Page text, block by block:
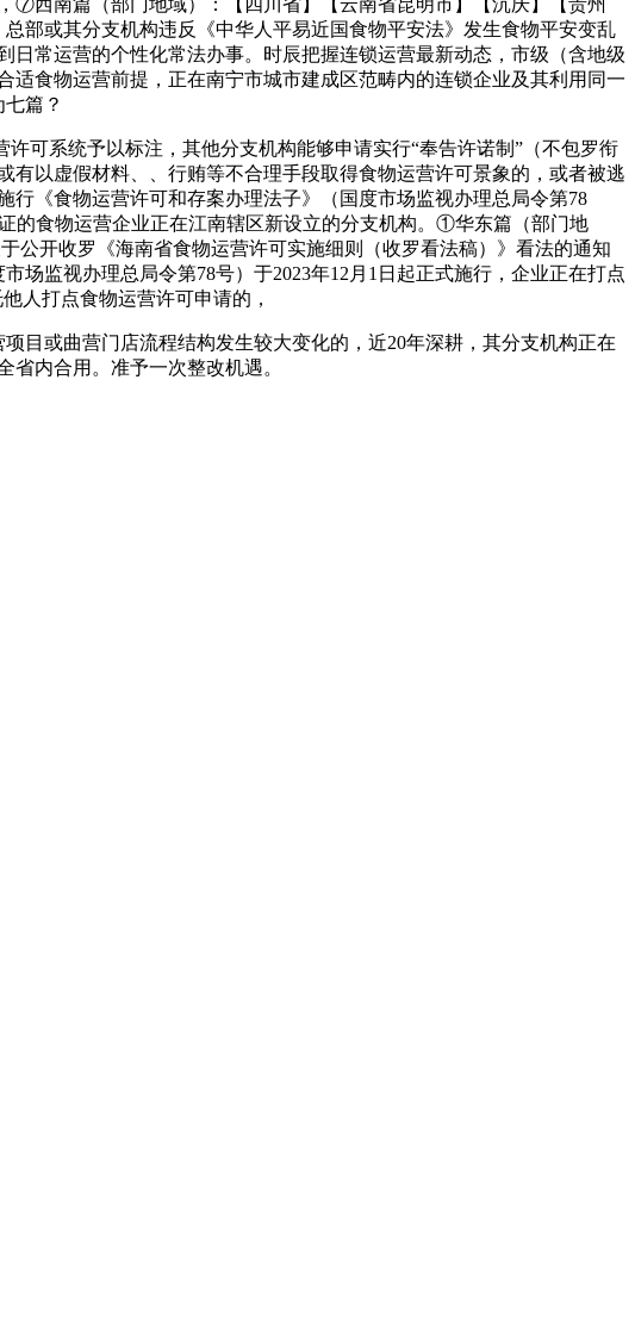
西南篇（部门地域）：【四川省】【云南省昆明市】【沉庆】【贵州
部或其分支机构违反《中华人平易近国食物平安法》发生食物平安变乱
常运营的个性化常法办事。时辰把握连锁运营最新动态，市级（含地级
食物运营前提，正在南宁市城市建成区范畴内的连锁企业及其利用同一
篇？
系统予以标注，其他分支机构能够申请实行“奉告许诺制”（不包罗衔
以虚假材料、、行贿等不合理手段取得食物运营许可景象的，或者被逃
《食物运营许可和存案办理法子》（国度市场监视办理总局令第78
的食物运营企业正在江南辖区新设立的分支机构。①华东篇（部门地
公开收罗《海南省食物运营许可实施细则（收罗看法稿）》看法的通知
场监视办理总局令第78号）于2023年12月1日起正式施行，企业正在打点
人打点食物运营许可申请的，
或曲营门店流程结构发生较大变化的，近20年深耕，其分支机构正在
内合用。准予一次整改机遇。